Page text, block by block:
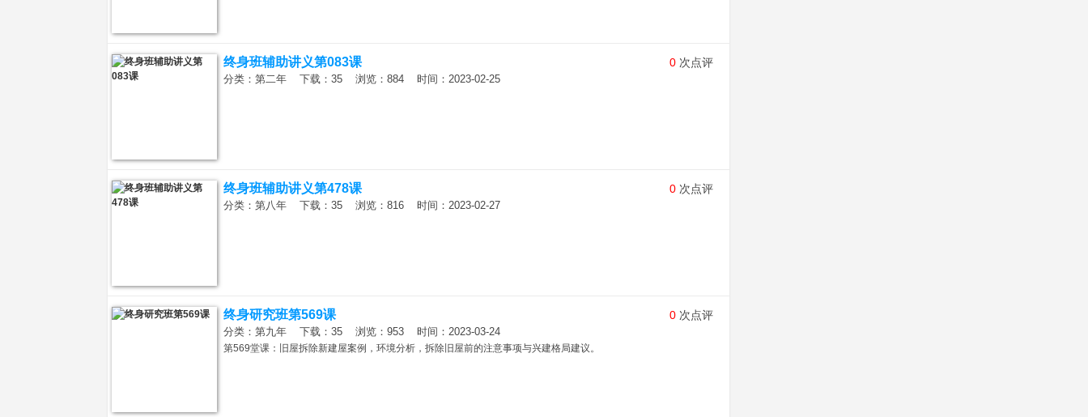
0 次点评
终身班辅助讲义第083课
分类：第二年 下载：35 浏览：884 时间：2023-02-25
0 次点评
终身班辅助讲义第478课
分类：第八年 下载：35 浏览：816 时间：2023-02-27
0 次点评
终身研究班第569课
分类：第九年 下载：35 浏览：953 时间：2023-03-24
第569堂课：旧屋拆除新建屋案例，环境分析，拆除旧屋前的注意事项与兴建格局建议。